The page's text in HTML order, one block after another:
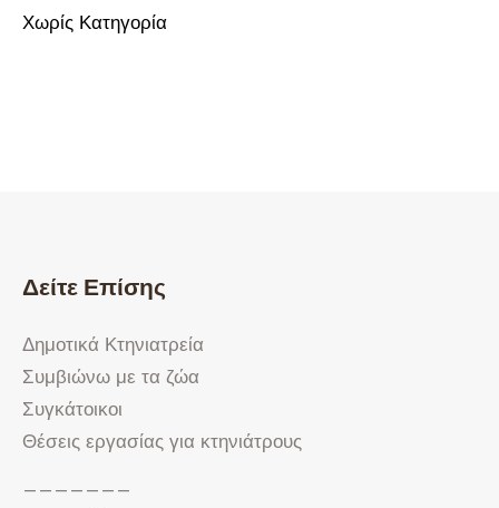
Χωρίς Κατηγορία
Δείτε Επίσης
Δημοτικά Κτηνιατρεία
Συμβιώνω με τα ζώα
Συγκάτοικοι
Θέσεις εργασίας για κτηνιάτρους
———————